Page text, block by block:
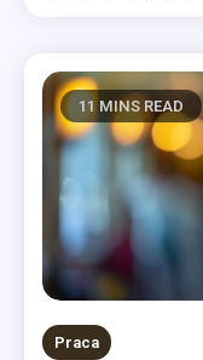
11 MINS READ
Praca